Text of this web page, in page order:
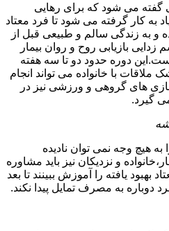
گفته می شود که برای رهایی
به کار گرفته می شود تا فرد معتاد
به زندگی سالم و طبیعی قبل از
بازیابی روح و روان بیمار
دوره حدود دو تا سه هفته
با خانواده می تواند انجام
های گروهی و ورزشی نیز در
گیرد.
به هیچ وجه نمی توان نادیده
و نزدیکان نیز باید مشاوره
بهبود یافته را آموزش ببینند تا بعد
دوباره به مصرف تمایل پیدا نکند.